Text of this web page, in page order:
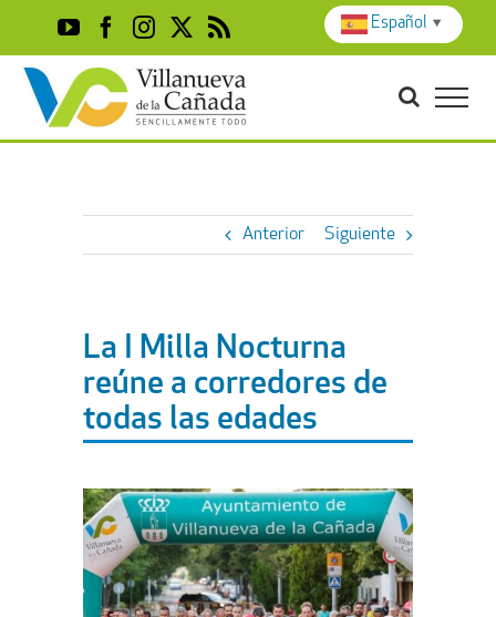
content
YouTubeFacebook
Instagram
X Rss
Anterior Siguiente
La I Milla Nocturna
reúne a corredores de
todas las edades
Español ▼